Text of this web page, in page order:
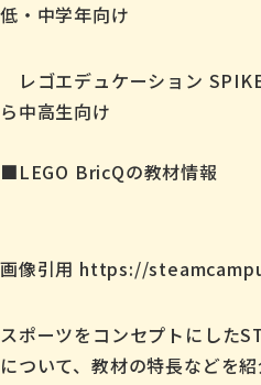
低・中学年向け
レゴエデュケーション
ら中高生向け
■LEGO BricQの教材情報
画像引用 https://
スポーツをコンセプトにした
について、教材の特長などを紹